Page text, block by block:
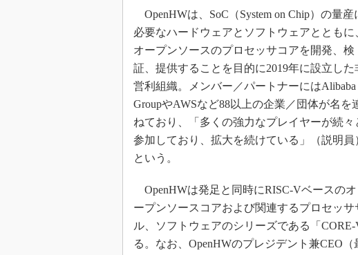
「英語に愛されない
ための新行動論
OpenHWは、SoC（System on Chip）の量産
必要なハードウェアとソフトウェアとともに
オープンソースのプロセッサコアを開発、検
証、提供することを目的に2019年に設立した
営利組織。メンバー／パートナーにはAlibaba
GroupやAWSなど88以上の企業／団体が名を
ねており、「多くの強力なプレイヤーが続々
参加しており、拡大を続けている」（説明員
という。
OpenHWは発足と同時にRISC-Vベースのオ
ープンソースコアおよび関連するプロセッサ
ル、ソフトウェアのシリーズである「
る。なお、OpenHWのプレジデント兼CEO